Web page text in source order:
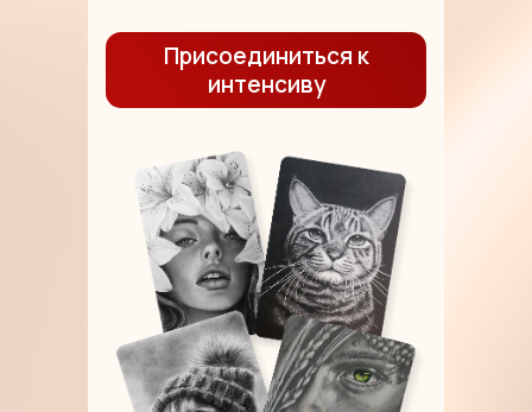
Присоединиться к
интенсиву